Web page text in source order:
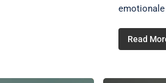
emotionale
Read